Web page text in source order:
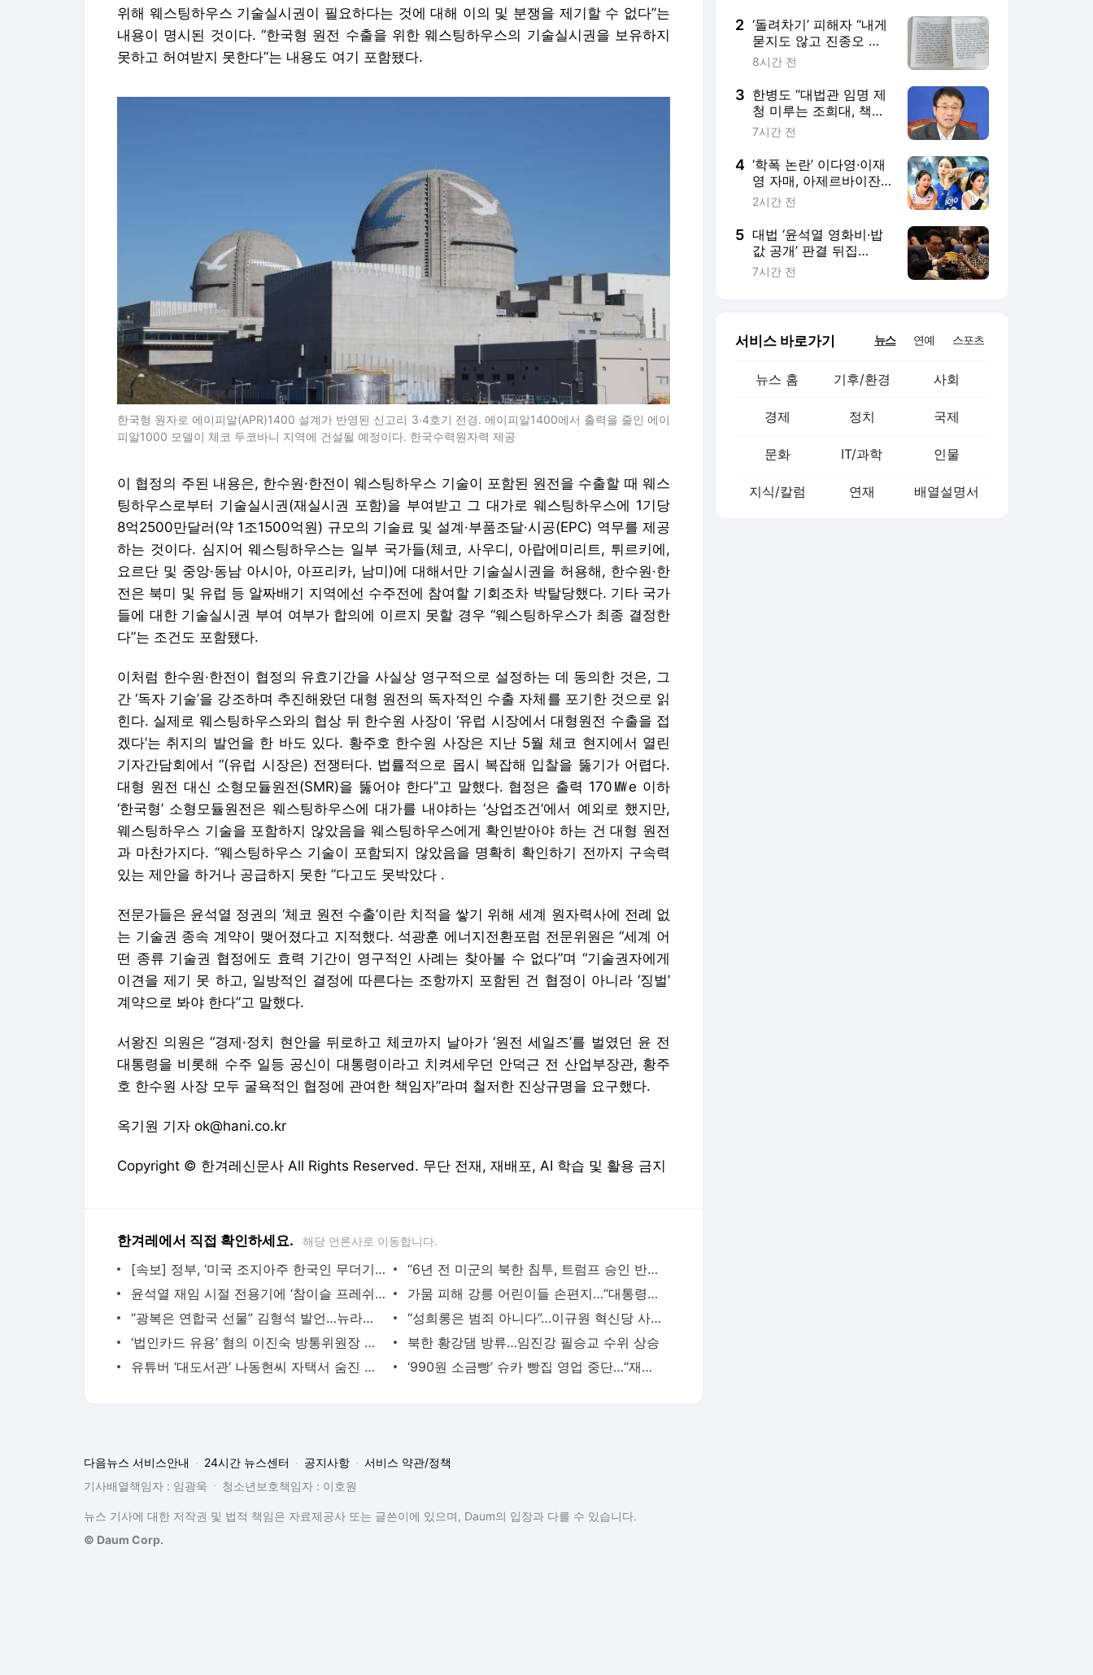
위해 웨스팅하우스 기술실시권이 필요하다는 것에 대해 이의 및 분쟁을 제기할 수 없다”는
내용이 명시된 것이다. “한국형 원전 수출을 위한 웨스팅하우스의 기술실시권을 보유하지
못하고 허여받지 못한다”는 내용도 여기 포함됐다.
한국형 원자로 에이피알(APR)1400 설계가 반영된 신고리 3·4호기 전경. 에이피알1400에서 출력을 줄인 에이
피알1000 모델이 체코 두코바니 지역에 건설될 예정이다. 한국수력원자력 제공
이 협정의 주된 내용은, 한수원·한전이 웨스팅하우스 기술이 포함된 원전을 수출할 때 웨스
팅하우스로부터 기술실시권(재실시권 포함)을 부여받고 그 대가로 웨스팅하우스에 1기당
8억2500만달러(약 1조1500억원) 규모의 기술료 및 설계·부품조달·시공(EPC) 역무를 제공
하는 것이다. 심지어 웨스팅하우스는 일부 국가들(체코, 사우디, 아랍에미리트, 튀르키에,
요르단 및 중앙·동남 아시아, 아프리카, 남미)에 대해서만 기술실시권을 허용해, 한수원·한
전은 북미 및 유럽 등 알짜배기 지역에선 수주전에 참여할 기회조차 박탈당했다. 기타 국가
들에 대한 기술실시권 부여 여부가 합의에 이르지 못할 경우 “웨스팅하우스가 최종 결정한
다”는 조건도 포함됐다.
이처럼 한수원·한전이 협정의 유효기간을 사실상 영구적으로 설정하는 데 동의한 것은, 그
간 ‘독자 기술’을 강조하며 추진해왔던 대형 원전의 독자적인 수출 자체를 포기한 것으로 읽
힌다. 실제로 웨스팅하우스와의 협상 뒤 한수원 사장이 ‘유럽 시장에서 대형원전 수출을 접
겠다’는 취지의 발언을 한 바도 있다. 황주호 한수원 사장은 지난 5월 체코 현지에서 열린
기자간담회에서 “(유럽 시장은) 전쟁터다. 법률적으로 몹시 복잡해 입찰을 뚫기가 어렵다.
대형 원전 대신 소형모듈원전(SMR)을 뚫어야 한다”고 말했다. 협정은 출력 170㎿e 이하
‘한국형’ 소형모듈원전은 웨스팅하우스에 대가를 내야하는 ‘상업조건’에서 예외로 했지만,
웨스팅하우스 기술을 포함하지 않았음을 웨스팅하우스에게 확인받아야 하는 건 대형 원전
과 마찬가지다. “웨스팅하우스 기술이 포함되지 않았음을 명확히 확인하기 전까지 구속력
있는 제안을 하거나 공급하지 못한 ”다고도 못박았다 .
전문가들은 윤석열 정권의 ‘체코 원전 수출’이란 치적을 쌓기 위해 세계 원자력사에 전례 없
는 기술권 종속 계약이 맺어졌다고 지적했다. 석광훈 에너지전환포럼 전문위원은 “세계 어
떤 종류 기술권 협정에도 효력 기간이 영구적인 사례는 찾아볼 수 없다”며 “기술권자에게
이견을 제기 못 하고, 일방적인 결정에 따른다는 조항까지 포함된 건 협정이 아니라 ‘징벌’
계약으로 봐야 한다”고 말했다.
서왕진 의원은 “경제·정치 현안을 뒤로하고 체코까지 날아가 ‘원전 세일즈’를 벌였던 윤 전
대통령을 비롯해 수주 일등 공신이 대통령이라고 치켜세우던 안덕근 전 산업부장관, 황주
호 한수원 사장 모두 굴욕적인 협정에 관여한 책임자”라며 철저한 진상규명을 요구했다.
옥기원 기자 ok@hani.co.kr
Copyright © 한겨레신문사 All Rights Reserved. 무단 전재, 재배포, AI 학습 및 활용 금지
한겨레에서 직접 확인하세요. 해당 언론사로 이동합니다.
[속보] 정부, ‘미국 조지아주 한국인 무더기 구금’에 긴급대책회의
“6년 전 미군의 북한 침투, 트럼프 승인 반드시 필요했다”
윤석열 재임 시절 전용기에 ‘참이슬 프레쉬’ 페트 10병 실렸다
가뭄 피해 강릉 어린이들 손편지…“대통령님, 재난 극복 쿠폰 어떨까요”
“광복은 연합국 선물” 김형석 발언…뉴라이트 성향 기관장들도 “부적절”
“성희롱은 범죄 아니다”…이규원 혁신당 사무부총장 발언 논란
‘법인카드 유용’ 혐의 이진숙 방통위원장 경찰 출석…4차 소환
북한 황강댐 방류…임진강 필승교 수위 상승
유튜버 ‘대도서관’ 나동현씨 자택서 숨진 채 발견
‘990원 소금빵’ 슈카 빵집 영업 중단…“재정비 시간 갖는다”
2 ‘돌려차기’ 피해자 “내게
묻지도 않고 진종오 징
계? 또 소외”
8시간 전
3 한병도 “대법관 임명 제
청 미루는 조희대, 책무
방기…지켜보겠다”
7시간 전
4 ‘학폭 논란’ 이다영·이재
영 자매, 아제르바이잔
리그서 한솥밥
2시간 전
5 대법 ‘윤석열 영화비·밥
값 공개’ 판결 뒤집
어…“이미 대통령기록관
7시간 전
서비스 바로가기 뉴스 연예 스포츠
뉴스 홈 기후/환경 사회
경제 정치 국제
문화 IT/과학 인물
지식/칼럼 연재 배열설명서
다음뉴스 서비스안내 24시간 뉴스센터 공지사항
서비스 약관/정책
기사배열책임자 : 임광욱
청소년보호책임자 : 이호원
뉴스 기사에 대한 저작권 및 법적 책임은 자료제공사 또는 글쓴이에 있으며, Daum의 입장과 다를 수 있습니다.
© Daum Corp.